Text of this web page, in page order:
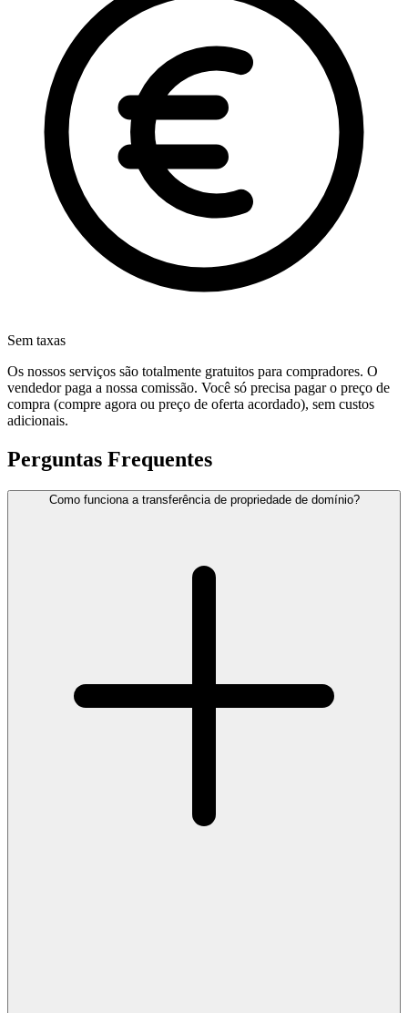
Sem taxas
Os nossos serviços são totalmente gratuitos para compradores. O
vendedor paga a nossa comissão. Você só precisa pagar o preço de
compra (compre agora ou preço de oferta acordado), sem custos
adicionais.
Perguntas Frequentes
Como funciona a transferência de propriedade de domínio?